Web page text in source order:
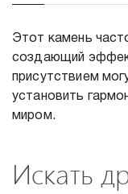
Этот камень
создающий
присутствием
установить
миром.
Искать